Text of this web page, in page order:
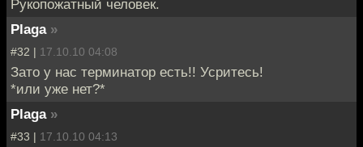
Рукопожатный человек.
Plaga »
#32 | 17.10.10 04:08
Зато у нас терминатор есть!! Усритесь!
*или уже нет?*
Plaga »
#33 | 17.10.10 04:13